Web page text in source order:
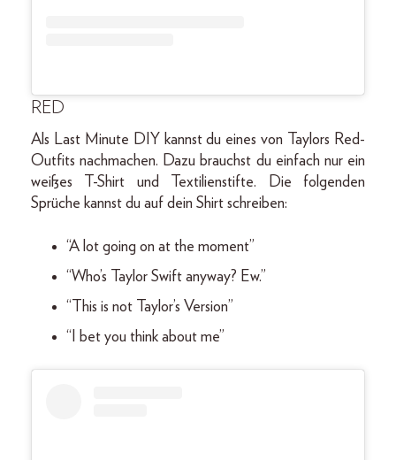
RED
Als Last Minute DIY kannst du eines von Taylors Red-
Outfits nachmachen. Dazu brauchst du einfach nur ein
weißes T-Shirt und Textilienstifte. Die folgenden
Sprüche kannst du auf dein Shirt schreiben:
“A lot going on at the moment”
“Who’s Taylor Swift anyway? Ew.”
“This is not Taylor’s Version”
“I bet you think about me”